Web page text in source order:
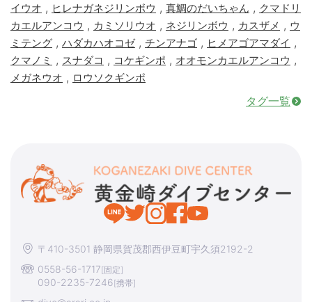
イウオ , ヒレナガネジリンボウ , 真鯛のだいちゃん , クマドリ
カエルアンコウ , カミソリウオ , ネジリンボウ , カスザメ , ウ
ミテング , ハダカハオコゼ, チンアナゴ , ヒメアゴアマダイ ,
クマノミ , スナダコ , コケギンポ , オオモンカエルアンコウ ,
メガネウオ , ロウソクギンポ
タグ一覧
〒410-3501 静岡県賀茂郡西伊豆町宇久須2192-2
0558-56-1717[固定]
090-2235-7246[携帯]